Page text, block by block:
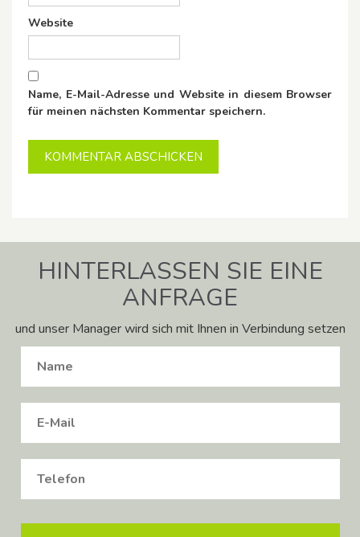
Website
Name, E-Mail-Adresse und Website in diesem Browser
für meinen nächsten Kommentar speichern.
HINTERLASSEN SIE EINE
ANFRAGE
und unser Manager wird sich mit Ihnen in Verbindung setzen